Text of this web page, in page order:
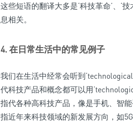
这些短语的翻译大多是‘科技革命’、‘
息相关。
4. 在日常生活中的常见例子
我们在生活中经常会听到
代科技产品和概念都可以用
指代各种高科技产品，像是手机、智
指近年来科技领域的新发展方向，如